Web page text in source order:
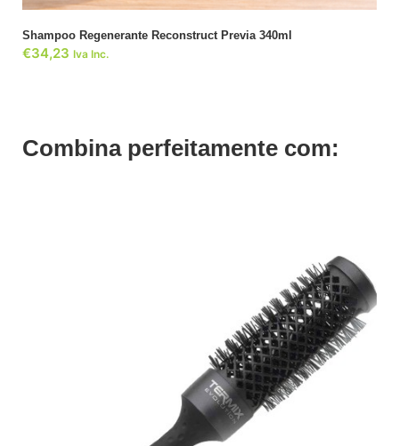
Shampoo Regenerante Reconstruct Previa 340ml
€34,23 Iva Inc.
Combina perfeitamente com: